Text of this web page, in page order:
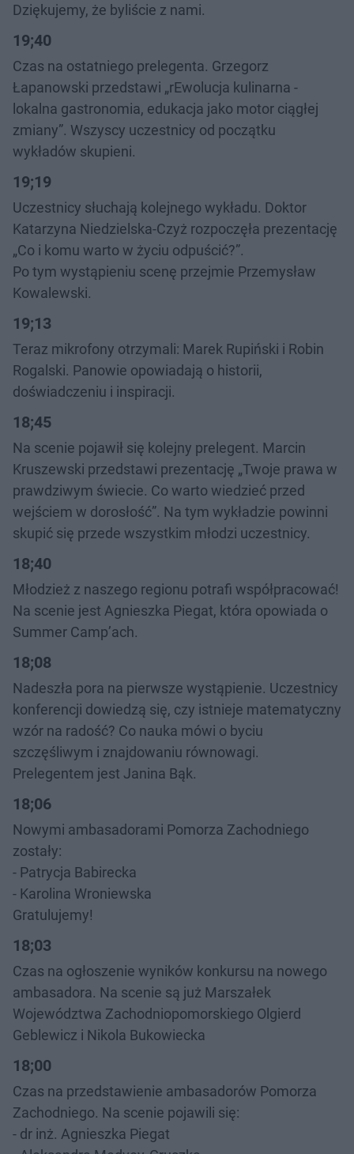
Dziękujemy, że byliście z nami.
19;40
Czas na ostatniego prelegenta. Grzegorz
Łapanowski przedstawi „rEwolucja kulinarna -
lokalna gastronomia, edukacja jako motor ciągłej
zmiany”. Wszyscy uczestnicy od początku
wykładów skupieni.
19;19
Uczestnicy słuchają kolejnego wykładu. Doktor
Katarzyna Niedzielska-Czyż rozpoczęła prezentację
„Co i komu warto w życiu odpuścić?”.
Po tym wystąpieniu scenę przejmie Przemysław
Kowalewski.
19;13
Teraz mikrofony otrzymali: Marek Rupiński i Robin
Rogalski. Panowie opowiadają o historii,
doświadczeniu i inspiracji.
18;45
Na scenie pojawił się kolejny prelegent. Marcin
Kruszewski przedstawi prezentację „Twoje prawa w
prawdziwym świecie. Co warto wiedzieć przed
wejściem w dorosłość”. Na tym wykładzie powinni
skupić się przede wszystkim młodzi uczestnicy.
18;40
Młodzież z naszego regionu potrafi współpracować!
Na scenie jest Agnieszka Piegat, która opowiada o
Summer Camp’ach.
18;08
Nadeszła pora na pierwsze wystąpienie. Uczestnicy
konferencji dowiedzą się, czy istnieje matematyczny
wzór na radość? Co nauka mówi o byciu
szczęśliwym i znajdowaniu równowagi.
Prelegentem jest Janina Bąk.
18;06
Nowymi ambasadorami Pomorza Zachodniego
zostały:
- Patrycja Babirecka
- Karolina Wroniewska
Gratulujemy!
18;03
Czas na ogłoszenie wyników konkursu na nowego
ambasadora. Na scenie są już Marszałek
Województwa Zachodniopomorskiego Olgierd
Geblewicz i Nikola Bukowiecka
18;00
Czas na przedstawienie ambasadorów Pomorza
Zachodniego. Na scenie pojawili się:
- dr inż. Agnieszka Piegat